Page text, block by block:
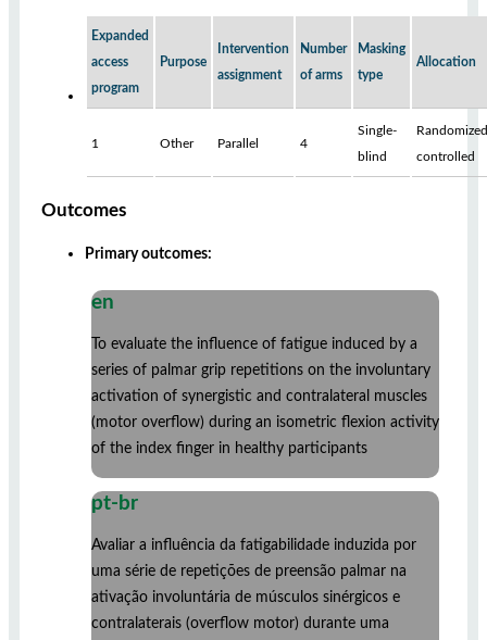
Expanded
access
program
Purpose
Intervention
assignment
Number
of arms
Masking
type
Allocation
1 Other Parallel 4
Single-
blind
controlled
Outcomes
Primary outcomes:
en
To evaluate the influence of fatigue induced by a
series of palmar grip repetitions on the involuntary
activation of synergistic and contralateral muscles
(motor overflow) during an isometric flexion activity
of the index finger in healthy participants
pt-br
Avaliar a influência da fatigabilidade induzida por
uma série de repetições de preensão palmar na
ativação involuntária de músculos sinérgicos e
contralaterais (overflow motor) durante uma